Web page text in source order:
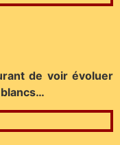
de voir évoluer